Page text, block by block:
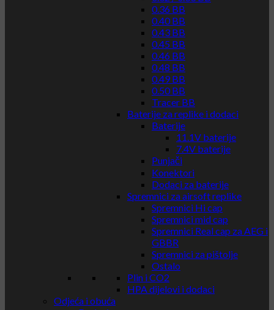
0.36 BB
0.40 BB
0.43 BB
0.45 BB
0.46 BB
0.48 BB
0.49 BB
0.50 BB
Tracer BB
Baterije za replike i dodaci
Baterije
11.1V baterije
7.4V baterije
Punjači
Konektori
Dodaci za baterije
Spremnici za airsoft replike
Spremnici Hi cap
Spremnici mid cap
Spremnici Real cap za AEG i
GBBR
Spremnici za pištolje
Ostalo
Plin i CO2
HPA dijelovi i dodaci
Odjeća i obuća